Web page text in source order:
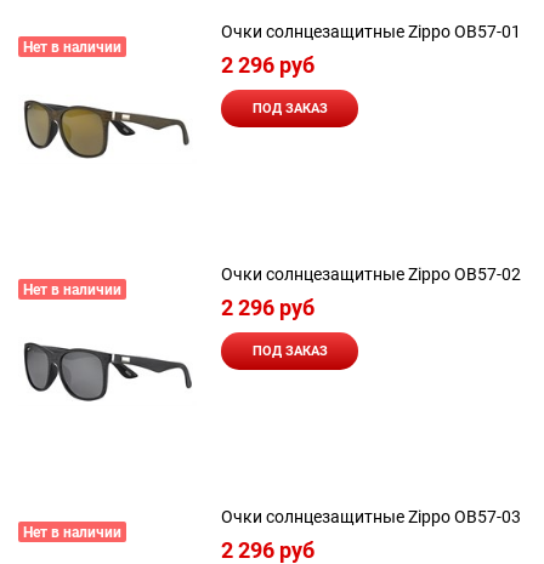
Нет в наличии
Очки солнцезащитные Zippo OB57-01
2 296 руб
ПОД ЗАКАЗ
Нет в наличии
Очки солнцезащитные Zippo OB57-02
2 296 руб
ПОД ЗАКАЗ
Нет в наличии
Очки солнцезащитные Zippo OB57-03
2 296 руб